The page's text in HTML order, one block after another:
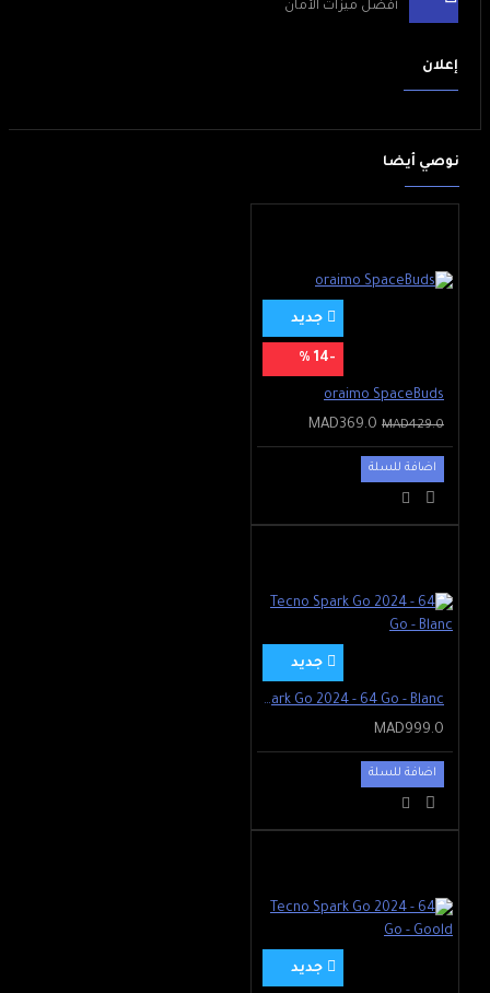
كما يدعم خاصية الـ OTG .
أمبير كما يدعم الشحن السريع
أفضل ميزات الأمان
إعلان
نوصي أيضا
جديد
-14 %
oraimo SpaceBuds
MAD369.0 MAD429.0
اضافة للسلة
جديد
Tecno Spark Go 2024 - 64 Go - Blanc
MAD999.0
اضافة للسلة
جديد